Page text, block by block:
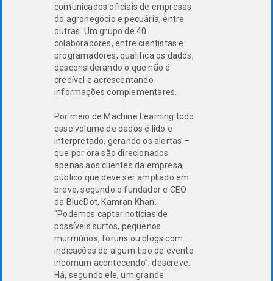
comunicados oficiais de empresas
do agronegócio e pecuária, entre
outras. Um grupo de 40
colaboradores, entre cientistas e
programadores, qualifica os dados,
desconsiderando o que não é
credível e acrescentando
informações complementares.
Por meio de Machine Learning todo
esse volume de dados é lido e
interpretado, gerando os alertas –
que por ora são direcionados
apenas aos clientes da empresa,
público que deve ser ampliado em
breve, segundo o fundador e CEO
da BlueDot, Kamran Khan.
“Podemos captar notícias de
possíveis surtos, pequenos
murmúrios, fóruns ou blogs com
indicações de algum tipo de evento
incomum acontecendo”, descreve.
Há, segundo ele, um grande